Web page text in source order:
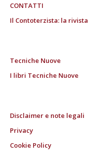
CONTATTI
Il Contoterzista: la rivista
Tecniche Nuove
I libri Tecniche Nuove
Disclaimer e note legali
Privacy
Cookie Policy